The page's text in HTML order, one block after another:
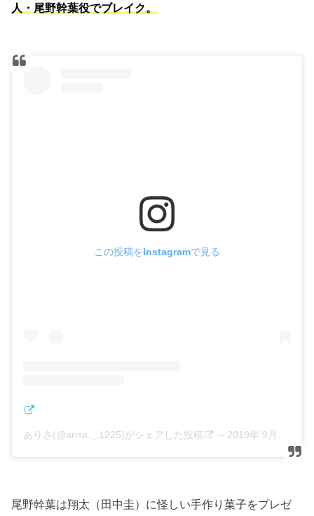
人・尾野幹葉役でブレイク。
この投稿をInstagramで見る
ありさ(@arisa._.1225)がシェアした投稿 – 2019年 9月月14日午前3時09分PDT
尾野幹葉は翔太（田中圭）に怪しい手作り菓子をプレゼ